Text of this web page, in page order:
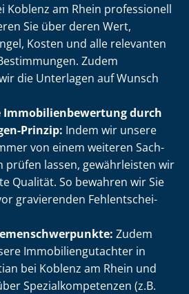
Koblenz am Rhein professionell
Sie über deren Wert,
Kosten und alle relevanten
Zudem
die Unterlagen auf Wunsch
Im­mo­bi­li­en­be­wer­tung durch
Prinzip: Indem wir unsere
von einem weiteren Sach­
prüfen lassen, gewährleisten wir
Qualität. So bewahren wir Sie
gravierenden Fehl­ent­schei­
Zudem
Im­mo­bi­li­en­gut­ach­ter in
bei Koblenz am Rhein und
Spe­zi­al­kom­pe­ten­zen (z.B.